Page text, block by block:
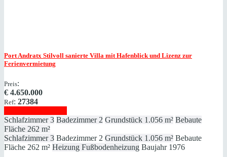
Port Andratx Stilvoll sanierte Villa mit Hafenblick und Lizenz zur
Ferienvermietung
Preis:
€ 4.650.000
Ref: 27384
Schlafzimmer 3 Badezimmer 2 Grundstück 1.056 m² Bebaute
Fläche 262 m²
Schlafzimmer 3 Badezimmer 2 Grundstück 1.056 m² Bebaute
Fläche 262 m² Heizung Fußbodenheizung Baujahr 1976